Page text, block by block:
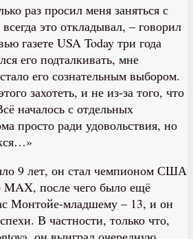
раз просил меня заняться с
это откладывал, – говорил
газете USA Today три года
его подталкивать, мне
его сознательным выбором.
захотеть, и не из-за того, что
началось с отдельных
просто ради удовольствия, но
9 лет, он стал чемпионом США
MAX, после чего было ещё
Монтойе-младшему – 13, и он
В частности, только что,